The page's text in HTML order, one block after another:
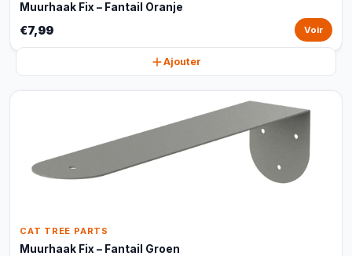
Muurhaak Fix – Fantail Oranje
€7,99 Voir
Ajouter
CAT TREE PARTS
Muurhaak Fix – Fantail Groen